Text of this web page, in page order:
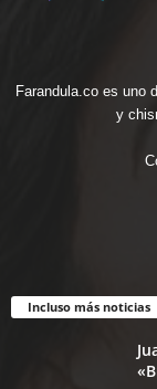
Farandula.co es uno
y
Incluso más noticias